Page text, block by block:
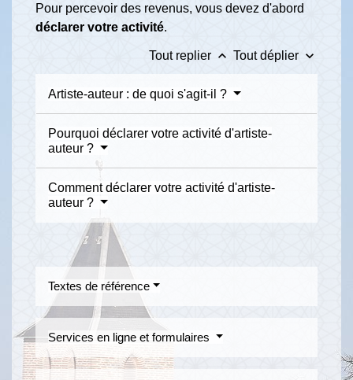
Pour percevoir des revenus, vous devez d'abord
déclarer votre activité.
Tout replier keyboard_arrow_up Tout déplier keyboard_arrow_down
Artiste-auteur : de quoi s'agit-il ?
Pourquoi déclarer votre activité d'artiste-
auteur ?
Comment déclarer votre activité d'artiste-
auteur ?
Textes de référence
Services en ligne et formulaires